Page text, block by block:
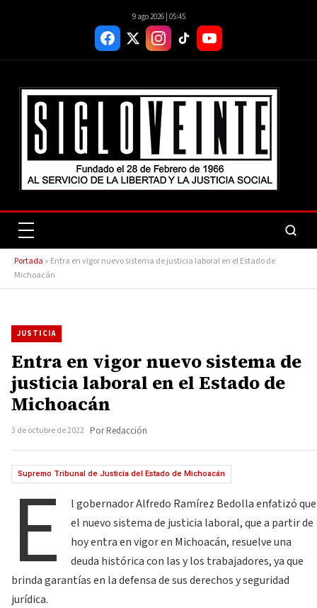
9 ago 2026 | 05:45
Portada » Entra en vigor nuevo sistema de justicia laboral en el Estado de
Michoacán
JUSTICIA
Entra en vigor nuevo sistema de
justicia laboral en el Estado de
Michoacán
3 de octubre de 2022 Por Redacción
Supremo Tribunal de Justicia del Estado de Michoacán
E
l gobernador Alfredo Ramírez Bedolla enfatizó que
el nuevo sistema de justicia laboral, que a partir de
hoy entra en vigor en Michoacán, resuelve una
deuda histórica con las y los trabajadores, ya que
brinda garantías en la defensa de sus derechos y seguridad
jurídica.